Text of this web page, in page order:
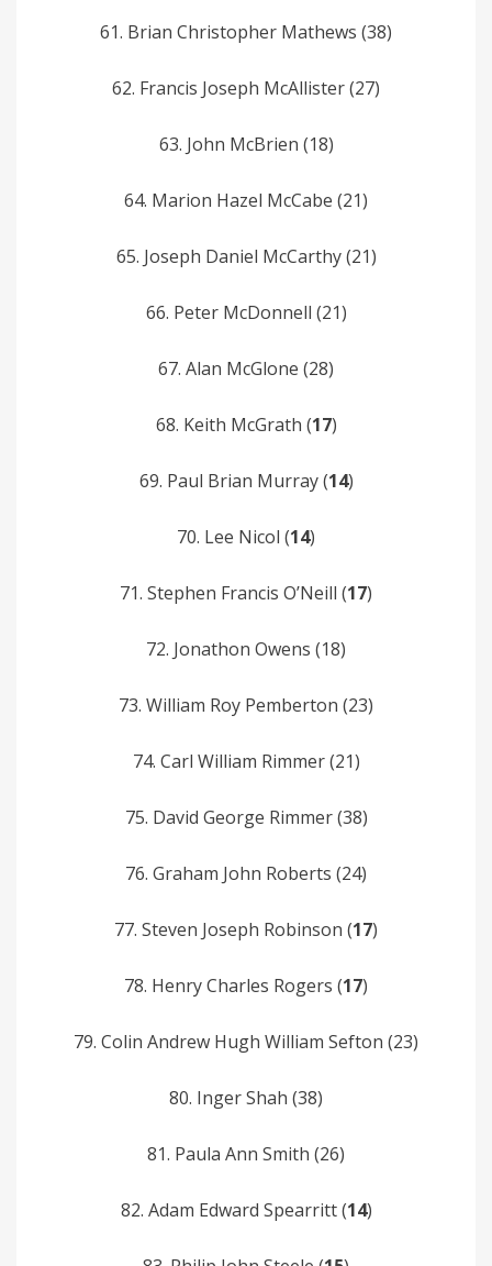
61. Brian Christopher Mathews (38)
62. Francis Joseph McAllister (27)
63. John McBrien (18)
64. Marion Hazel McCabe (21)
65. Joseph Daniel McCarthy (21)
66. Peter McDonnell (21)
67. Alan McGlone (28)
68. Keith McGrath (17)
69. Paul­ Brian­ Murray (14)
70. Lee­ Nicol (14)
71. Stephen Francis­ O’Neill­ (17)
72. Jonathon­ Owens (18)
73. William Roy­ Pemberton (23)
74. Carl­ William Rimmer­­ (21)
75. David­ George Rimmer­ (38)
76. Graham John­ Roberts­ (24)
77. Steven Joseph­ Robinson­ (17)
78. Henry Charles­ Rogers (17)
79. Colin­ Andrew Hugh­ William Sefton­ (23)
80. Inger Shah­ (38)
81. Paula Ann Smith (26)
82. Adam­ Edward Spearritt (14)